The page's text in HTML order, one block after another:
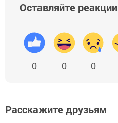
Оставляйте реакции
0 0 0
Расскажите друзьям